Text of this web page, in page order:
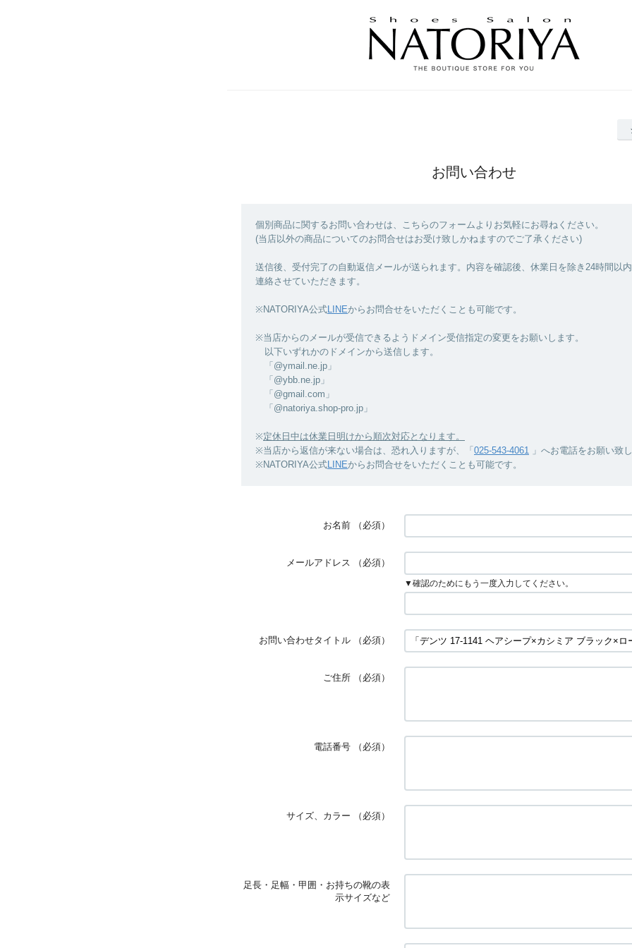
お問い合わせ
個別商品に関するお問い合わせは、こちらのフォームよりお気軽にお尋ねください。
(当店以外の商品についてのお問合せはお受け致しかねますのでご了承ください)
送信後、受付完了の自動返信メールが送られます。内容を確認後、休業日を除き24時間以
連絡させていただきます。
※NATORIYA公式LINEからお問合せをいただくことも可能です。
※当店からのメールが受信できるようドメイン受信指定の変更をお願いします。
以下いずれかのドメインから送信します。
「@ymail.ne.jp」
「@ybb.ne.jp」
「@gmail.com」
「@natoriya.shop-pro.jp」
※定休日中は休業日明けから順次対応となります。
※当店から返信が来ない場合は、恐れ入りますが、「 025-543-4061 」へお電話をお願い致
※NATORIYA公式LINEからお問合せをいただくことも可能です。
お名前 （必須）
メールアドレス （必須）
▼確認のためにもう一度入力してください。
お問い合わせタイトル （必須）
ご住所 （必須）
電話番号 （必須）
サイズ、カラー （必須）
足長・足幅・甲囲・お持ちの靴の表
示サイズなど